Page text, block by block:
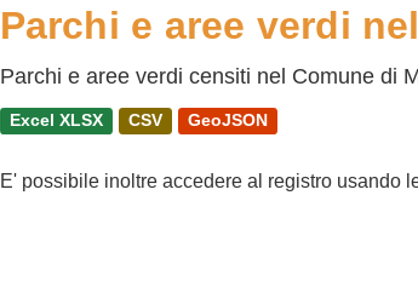
Parchi e aree verdi
Parchi e aree verdi censiti nel Comune di
Excel XLSX CSV GeoJSON
E' possibile inoltre accedere al registro usando